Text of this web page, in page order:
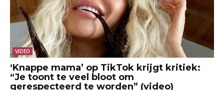
VIDEO
‘Knappe mama’ op TikTok krijgt kritiek:
“Je toont te veel bloot om
gerespecteerd te worden” (video)